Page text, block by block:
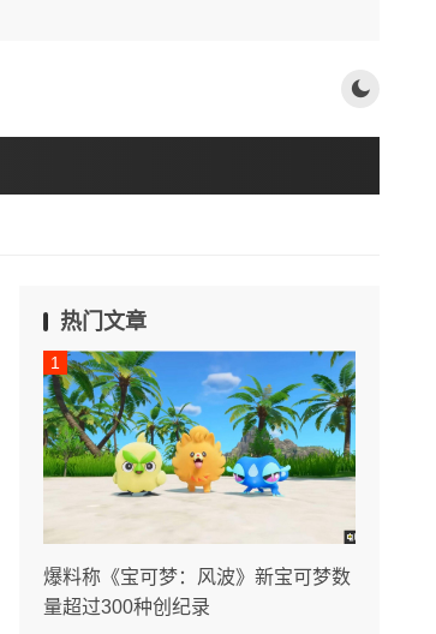
热门文章
爆料称《宝可梦：风波》新宝可梦数
量超过300种创纪录